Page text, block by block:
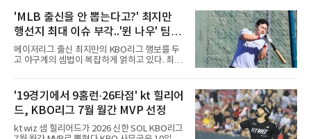
'MLB 출신을 안 뽑는다고?' 최지만
행선지 최대 이슈 부각..'윈 나우' 팀들
눈독 전망 속 1라운드 픽 외면 시각도
메이저리그 출신 최지만의 KBO리그 행보를 두
고 야구계의 셈법이 복잡하게 얽히고 있다. 최근
해 실전 감각을 끌어올리며 국내 팬들과 구단 관
계자들의 이목을 집중시키고 있다. 메이저리그
통산 67홈런이라는 화려한 경력을 지닌 그가 과
연 다가오는 신인 드래프트에서 어떤 팀의 지명
을 받을지를 두고 야구계의 시선이 엇갈리고 있
는 형국이다.'윈 나우' 기조의 구단들 입장에서는
'19경기에서 9홈런·26타점' kt 힐리어
드, KBO리그 7월 월간 MVP 선정
kt wiz 샘 힐리어드가 2026 신한 SOL KBO리그